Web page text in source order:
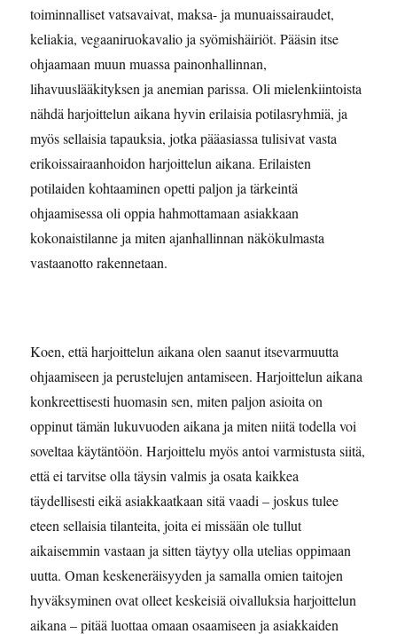
toiminnalliset vatsavaivat, maksa- ja munuaissairaudet,
keliakia, vegaaniruokavalio ja syömishäiriöt. Pääsin itse
ohjaamaan muun muassa painonhallinnan,
lihavuuslääkityksen ja anemian parissa. Oli mielenkiintoista
nähdä harjoittelun aikana hyvin erilaisia potilasryhmiä, ja
myös sellaisia tapauksia, jotka pääasiassa tulisivat vasta
erikoissairaanhoidon harjoittelun aikana. Erilaisten
potilaiden kohtaaminen opetti paljon ja tärkeintä
ohjaamisessa oli oppia hahmottamaan asiakkaan
kokonaistilanne ja miten ajanhallinnan näkökulmasta
vastaanotto rakennetaan.
Koen, että harjoittelun aikana olen saanut itsevarmuutta
ohjaamiseen ja perustelujen antamiseen. Harjoittelun aikana
konkreettisesti huomasin sen, miten paljon asioita on
oppinut tämän lukuvuoden aikana ja miten niitä todella voi
soveltaa käytäntöön. Harjoittelu myös antoi varmistusta siitä,
että ei tarvitse olla täysin valmis ja osata kaikkea
täydellisesti eikä asiakkaatkaan sitä vaadi – joskus tulee
eteen sellaisia tilanteita, joita ei missään ole tullut
aikaisemmin vastaan ja sitten täytyy olla utelias oppimaan
uutta. Oman keskeneräisyyden ja samalla omien taitojen
hyväksyminen ovat olleet keskeisiä oivalluksia harjoittelun
aikana – pitää luottaa omaan osaamiseen ja asiakkaiden